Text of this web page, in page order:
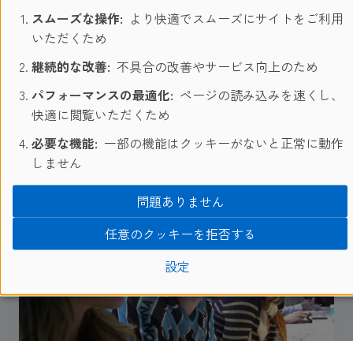
プライバシーは当社にとって重要です。クリックした時のみ、動画がサー
ドパーティプロバイダーによって読み込まれ再生されます。
スムーズな操作: より快適でスムーズにサイトをご利用
いただくため
継続的な改善: 不具合の改善やサービス向上のため
パフォーマンスの最適化: ページの読み込みを速くし、
快適に閲覧いただくため
必要な機能: 一部の機能はクッキーがないと正常に動作
しません
設定
任意のクッキーを拒否する
問題ありません